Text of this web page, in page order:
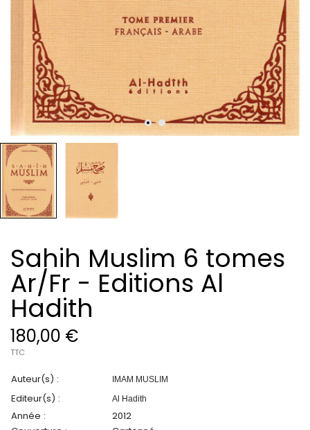
Sahih Muslim 6 tomes
Ar/Fr - Editions Al
Hadith
180,00 €
TTC
Auteur(s) : IMAM MUSLIM
Editeur(s) : Al Hadith
Année :
2012